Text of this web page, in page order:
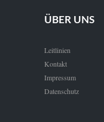
ÜBER UNS
Leitlinien
Kontakt
Impressum
Datenschutz